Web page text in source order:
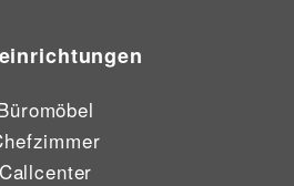
Callcenter